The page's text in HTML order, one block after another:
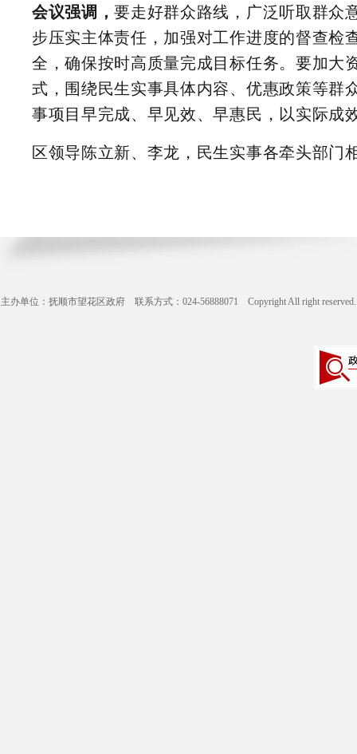
会议强调，要走好群众路线，广泛听取群众
步压实主体责任，加强对工作进度的督查检
全，确保按时高质量完成目标任务。要加大
式，围绕民生实事具体内容、优惠政策等群
事项目早完成、早见效、早惠民，以实际成
区领导陈立新、李龙，民生实事各牵头部门
主办单位：抚顺市望花区政府 联系方式：024-56888071 Copyright All right